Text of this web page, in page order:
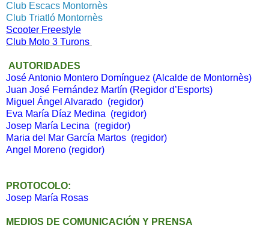
Club Escacs Montornès
Club Triatló Montornès
Scooter Freestyle
Club Moto 3 Turons
AUTORIDADES
José Antonio Montero Domínguez (Alcalde de Montornès)
Juan José Fernández Martín (Regidor d’Esports)
Miguel Ángel Alvarado (regidor)
Eva María Díaz Medina (regidor)
Josep María Lecina (regidor)
Maria del Mar García Martos (regidor)
Angel Moreno (regidor)
PROTOCOLO:
Josep María Rosas
MEDIOS DE COMUNICACIÓN Y PRENSA